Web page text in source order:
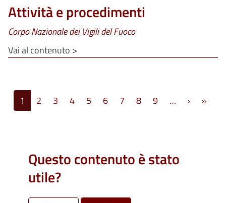
Attività e procedimenti
Corpo Nazionale dei Vigili del Fuoco
Vai al contenuto >
Paginazione
1 2 3 4 5 6 7 8 9 … ›Pagina
»
Questo contenuto è stato
utile?